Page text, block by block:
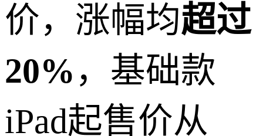
价，涨幅均超过
20% ，基础款
iPad起售价从